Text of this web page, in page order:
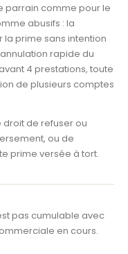
parrain comme pour le
abusifs : la
la prime sans intention
rapide du
4 prestations, toute
de plusieurs comptes
droit de refuser ou
ou de
prime versée à tort.
pas cumulable avec
en cours.